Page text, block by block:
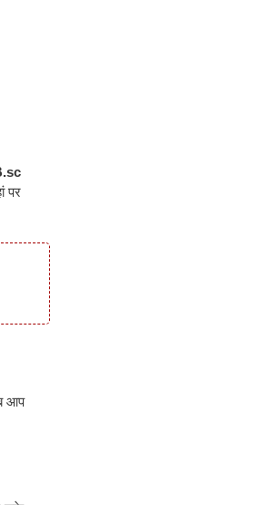
पर
आप